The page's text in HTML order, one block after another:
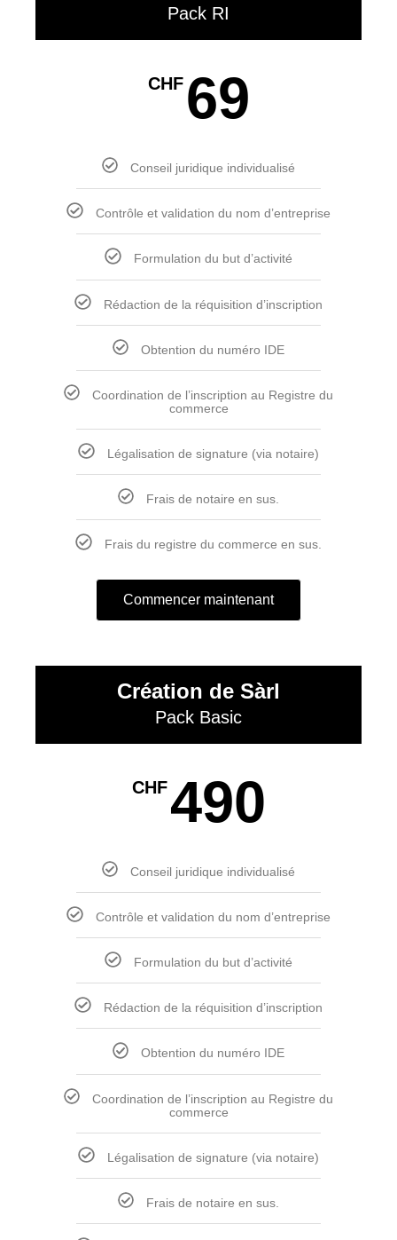
Pack RI
CHF 69
Conseil juridique individualisé
Contrôle et validation du nom d’entreprise
Formulation du but d’activité
Rédaction de la réquisition d’inscription
Obtention du numéro IDE
Coordination de l’inscription au Registre du
commerce
Légalisation de signature (via notaire)
Frais de notaire en sus.
Frais du registre du commerce en sus.
Commencer maintenant
Création de Sàrl
Pack Basic
CHF 490
Conseil juridique individualisé
Contrôle et validation du nom d’entreprise
Formulation du but d’activité
Rédaction de la réquisition d’inscription
Obtention du numéro IDE
Coordination de l’inscription au Registre du
commerce
Légalisation de signature (via notaire)
Frais de notaire en sus.